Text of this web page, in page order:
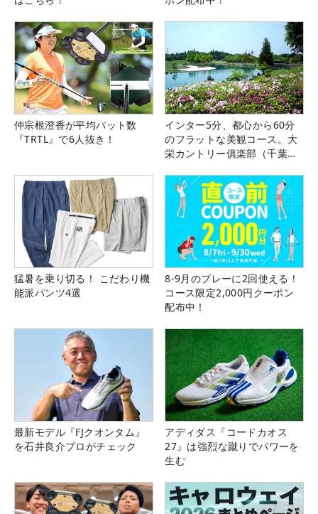
仲宗根澄香が平均パット数
『TRTL』で6人抜き！
インター5分、都心から60分
のフラットな美観コース。大
栄カントリー俱楽部（千葉
猛暑を乗り切る！ こだわり機
能派パンツ4選
8-9月のプレーに2回使える！
コース限定2,000円クーポン
配布中！
最新モデル『FJクオンタム』
を石井良介プロがチェック
アディダス『コードカオス
27』は強烈な蹴りでパワーを
生む